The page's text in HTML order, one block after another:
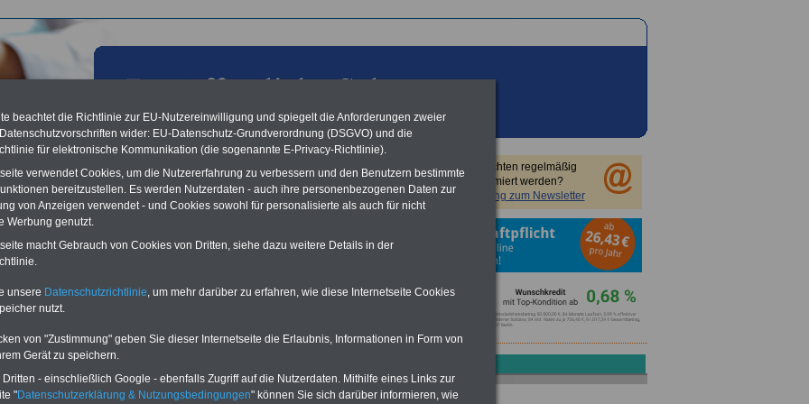
aus der öffentlichen Verwaltung: DBB Chef zum
des Grundgesetzes: Öffentlicher Dienst für
Umgang mit der Koalitionsfreiheit
23.05.2011
Vorteile für den
öffentlichen Dienst
und sparen:
Sie möchten regelmäßig
informiert werden?
Anmeldung zum Newsletter
beachtet die Richtlinie zur EU-Nutzereinwilligung und spiegelt die Anforderungen zweier
wider: EU-Datenschutz-Grundverordnung (DSGVO) und die
für elektronische Kommunikation (die sogenannte E-Privacy-Richtlinie).
verwendet Cookies, um die Nutzererfahrung zu verbessern und den Benutzern bestimmte
bereitzustellen. Es werden Nutzerdaten - auch ihre personenbezogenen Daten zur
von Anzeigen verwendet - und Cookies sowohl für personalisierte als auch für nicht
Werbung genutzt.
macht Gebrauch von Cookies von Dritten, siehe dazu weitere Details in der
unsere Datenschutzrichtlinie, um mehr darüber zu erfahren, wie diese Internetseite Cookies
nutzt.
von "Zustimmung" geben Sie dieser Internetseite die Erlaubnis, Informationen in Form von
Gerät zu speichern.
- einschließlich Google - ebenfalls Zugriff auf die Nutzerdaten. Mithilfe eines Links zur
"Datenschutzerklärung & Nutzungsbedingungen" können Sie sich darüber informieren, wie